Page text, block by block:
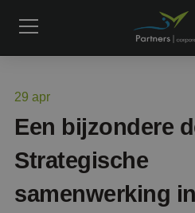
29 apr
Een bijzondere
Strategische
samenwerking